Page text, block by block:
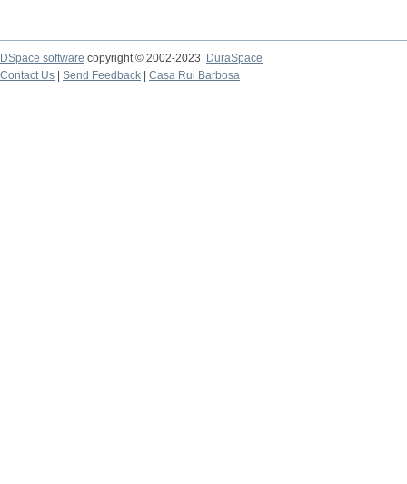
DSpace software copyright © 2002-2023
DuraSpace
Contact Us
Send Feedback Casa Rui Barbosa